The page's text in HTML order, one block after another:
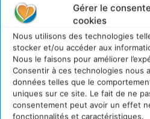
Gérer le
cookies
Nous utilisons des technologies
stocker et/ou accéder aux
Nous le faisons pour améliorer
Consentir à ces technologies nous
données telles que le
uniques sur ce site. Le fait de ne
consentement peut avoir un effet
fonctionnalités et caractéristiques.
Sur